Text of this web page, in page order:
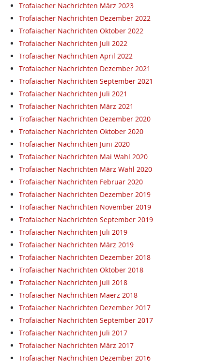
Trofaiacher Nachrichten März 2023
Trofaiacher Nachrichten Dezember 2022
Trofaiacher Nachrichten Oktober 2022
Trofaiacher Nachrichten Juli 2022
Trofaiacher Nachrichten April 2022
Trofaiacher Nachrichten Dezember 2021
Trofaiacher Nachrichten September 2021
Trofaiacher Nachrichten Juli 2021
Trofaiacher Nachrichten März 2021
Trofaiacher Nachrichten Dezember 2020
Trofaiacher Nachrichten Oktober 2020
Trofaiacher Nachrichten Juni 2020
Trofaiacher Nachrichten Mai Wahl 2020
Trofaiacher Nachrichten März Wahl 2020
Trofaiacher Nachrichten Februar 2020
Trofaiacher Nachrichten Dezember 2019
Trofaiacher Nachrichten November 2019
Trofaiacher Nachrichten September 2019
Trofaiacher Nachrichten Juli 2019
Trofaiacher Nachrichten März 2019
Trofaiacher Nachrichten Dezember 2018
Trofaiacher Nachrichten Oktober 2018
Trofaiacher Nachrichten Juli 2018
Trofaiacher Nachrichten Maerz 2018
Trofaiacher Nachrichten Dezember 2017
Trofaiacher Nachrichten September 2017
Trofaiacher Nachrichten Juli 2017
Trofaiacher Nachrichten März 2017
Trofaiacher Nachrichten Dezember 2016